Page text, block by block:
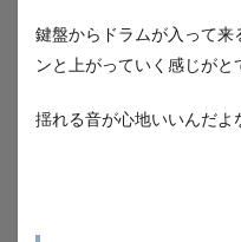
鍵盤からドラムが入って来
ンと上がっていく感じがと
揺れる音が心地いいんだよ